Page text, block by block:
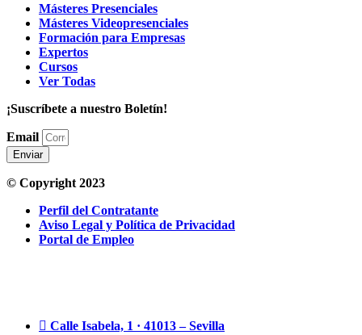
Másteres Presenciales
Másteres Videopresenciales
Formación para Empresas
Expertos
Cursos
Ver Todas
¡Suscríbete a nuestro Boletín!
Email
Enviar
© Copyright 2023
Perfil del Contratante
Aviso Legal y Política de Privacidad
Portal de Empleo
Calle Isabela, 1 · 41013 – Sevilla